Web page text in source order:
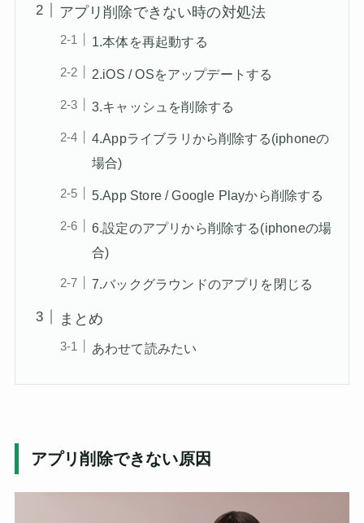
アプリ削除できない時の対処法
1.本体を再起動する
2.iOS / OSをアップデートする
3.キャッシュを削除する
4.Appライブラリから削除する(iphoneの
場合)
5.App Store / Google Playから削除する
6.設定のアプリから削除する(iphoneの場
合)
7.バックグラウンドのアプリを閉じる
まとめ
あわせて読みたい
アプリ削除できない原因